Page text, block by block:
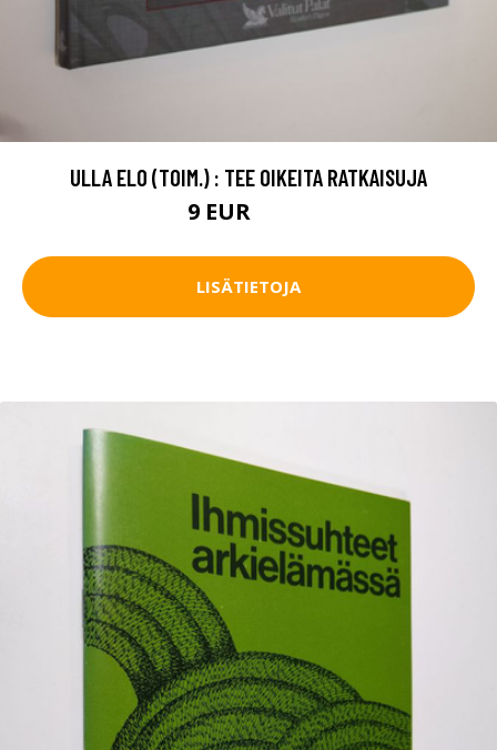
ULLA ELO (TOIM.) : TEE OIKEITA RATKAISUJA
9 EUR
LISÄTIETOJA